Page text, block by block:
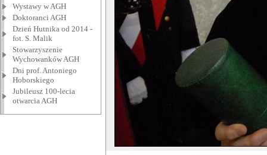
Wystawy w AGH
Doktoranci AGH
Dzień Hutnika od 2014 -
fot. S. Malik
Stowarzyszenie
Wychowanków AGH
Dni prof. Antoniego
Hoborskiego
Jubileusz 100-lecia
otwarcia AGH